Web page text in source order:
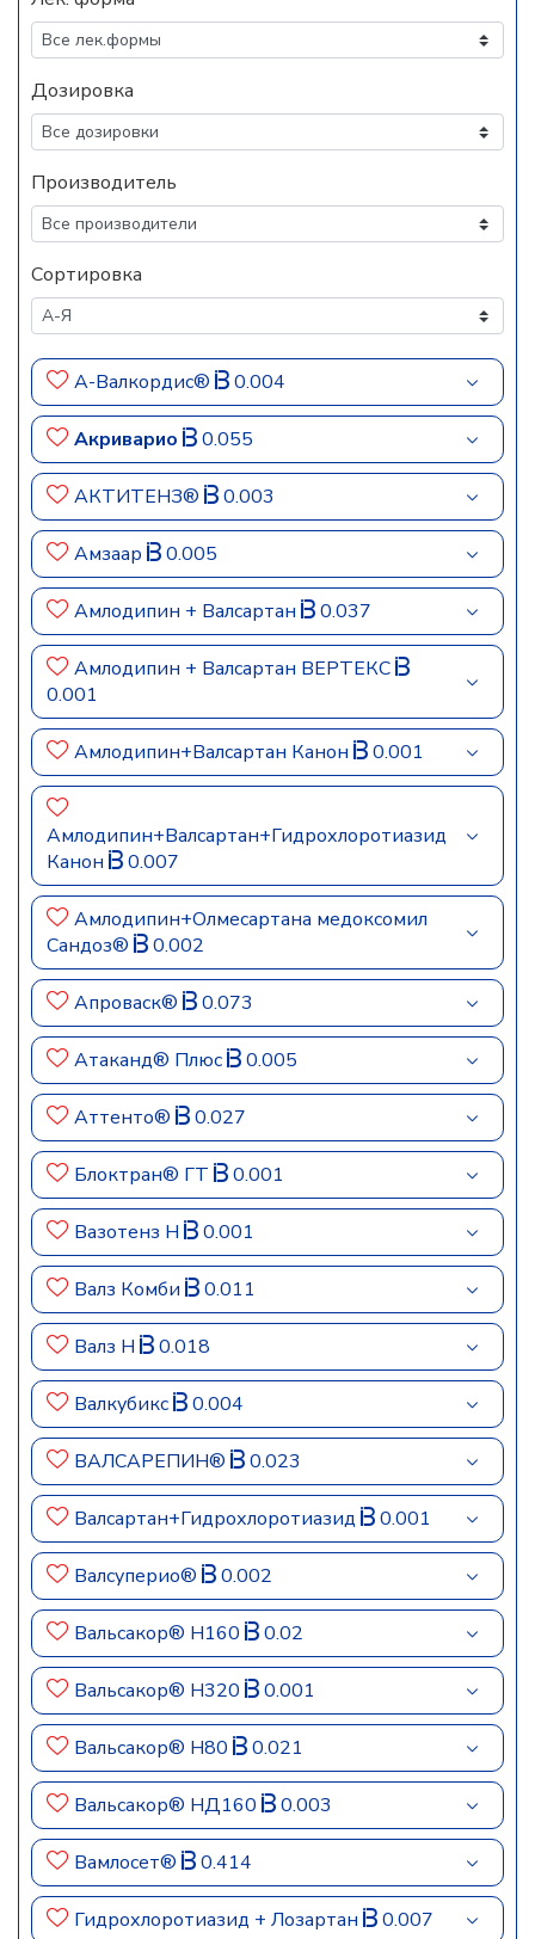
Дозировка
Производитель
Сортировка
А-Валкордис® 0.004
Акриварио 0.055
АКТИТЕНЗ® 0.003
Амзаар 0.005
Амлодипин + Валсартан 0.037
Амлодипин + Валсартан ВЕРТЕКС
0.001
Амлодипин+Валсартан Канон 0.001
Амлодипин+Валсартан+Гидрохлоротиазид
Канон
0.007
Амлодипин+Олмесартана медоксомил
Сандоз®
0.002
Апроваск® 0.073
Атаканд® Плюс 0.005
Аттенто® 0.027
Блоктран® ГТ 0.001
Вазотенз Н 0.001
Валз Комби 0.011
Валз Н 0.018
Валкубикс 0.004
ВАЛСАРЕПИН® 0.023
Валсартан+Гидрохлоротиазид 0.001
Валсуперио® 0.002
Вальсакор® Н160 0.02
Вальсакор® Н320 0.001
Вальсакор® Н80 0.021
Вальсакор® НД160 0.003
Вамлосет® 0.414
Гидрохлоротиазид + Лозартан 0.007